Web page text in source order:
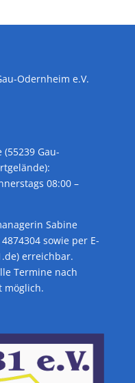
Odernheim e.V.
Gau-
08:00 –
Sabine
sowie per E-
erreichbar.
Termine nach
möglich.